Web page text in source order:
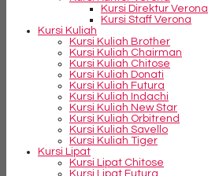
Kursi Direktur Verona
Kursi Staff Verona
Kursi Kuliah
Kursi Kuliah Brother
Kursi Kuliah Chairman
Kursi Kuliah Chitose
Kursi Kuliah Donati
Kursi Kuliah Futura
Kursi Kuliah Indachi
Kursi Kuliah New Star
Kursi Kuliah Orbitrend
Kursi Kuliah Savello
Kursi Kuliah Tiger
Kursi Lipat
Kursi Lipat Chitose
Kursi Lipat Futura